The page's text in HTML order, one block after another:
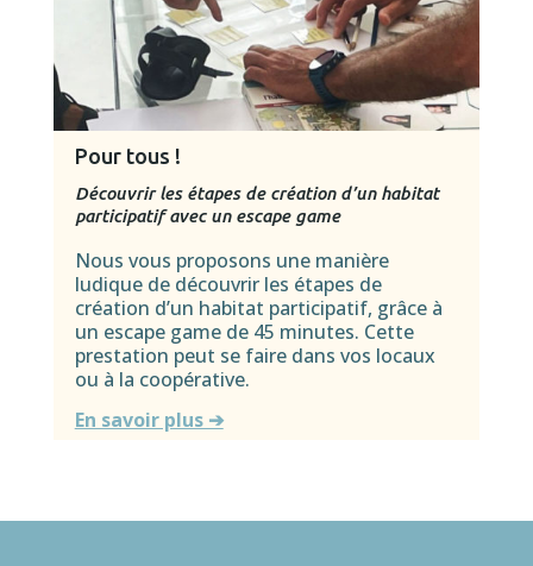
Pour tous !
Découvrir les étapes de création d’un habitat
participatif avec un escape game
Nous vous proposons une manière
ludique de découvrir les étapes de
création d’un habitat participatif, grâce à
un escape game de 45 minutes. Cette
prestation peut se faire dans vos locaux
ou à la coopérative.
En savoir plus ➔